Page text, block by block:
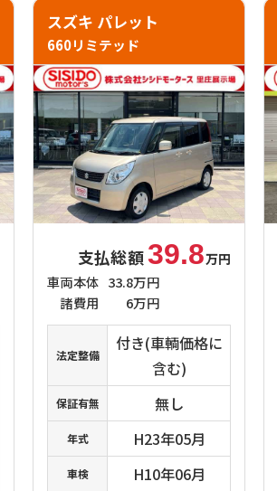
スズキ パレット
660リミテッド
支払総額39.8万円
車両本体 33.8万円
諸費用
6万円
法定整備
付き(車輌価格に
含む)
保証有無 無し
年式 H23年05月
車検 H10年06月